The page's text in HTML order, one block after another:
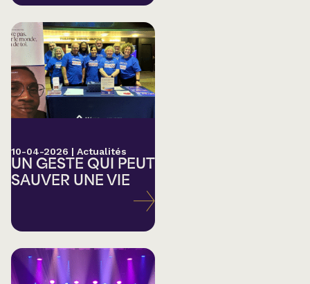
10-04-2026 | Actualités
UN GESTE QUI PEUT
SAUVER UNE VIE